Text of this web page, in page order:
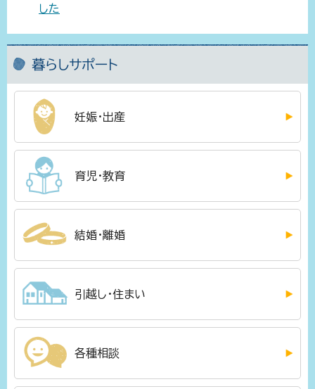
した
暮らしサポート
妊娠・出産
育児・教育
結婚・離婚
引越し・住まい
各種相談